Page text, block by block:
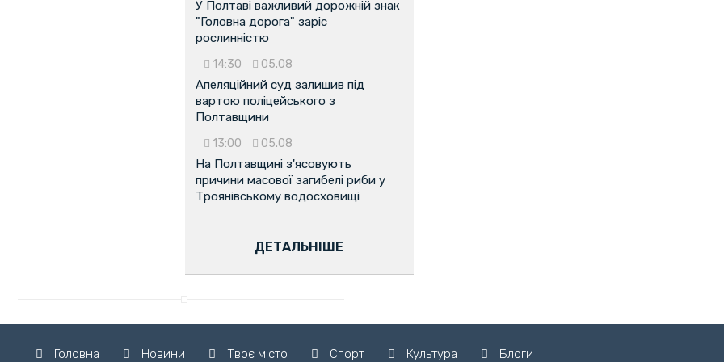
У Полтаві важливий дорожній знак
"Головна дорога" заріс
рослинністю
14:30 05.08
Апеляційний суд залишив під
вартою поліцейського з
Полтавщини
13:00 05.08
На Полтавщині з'ясовують
причини масової загибелі риби у
Троянівському водосховищі
ДЕТАЛЬНІШЕ
Головна Новини Твоє місто Спорт Культура Блоги